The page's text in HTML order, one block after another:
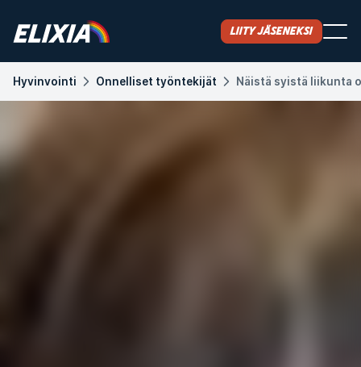
Liity jäseneksi
Hyvinvointi Onnelliset työntekijät Näistä syistä liikunta